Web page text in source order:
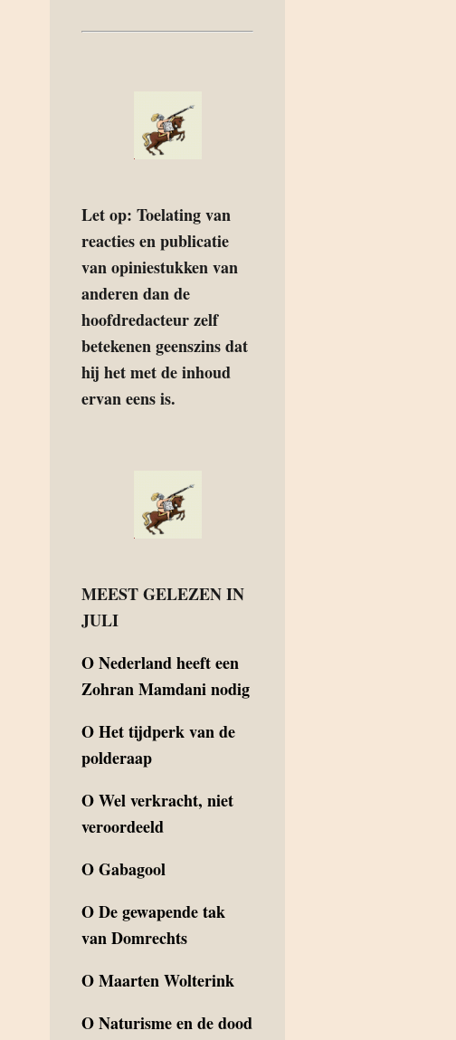
Let op: Toelating van
reacties en publicatie
van opiniestukken van
anderen dan de
hoofdredacteur zelf
betekenen geenszins dat
hij het met de inhoud
ervan eens is.
MEEST GELEZEN IN
JULI
ONederland heeft een
Zohran Mamdani nodig
OHet tijdperk van de
polderaap
OWel verkracht, niet
veroordeeld
OGabagool
ODe gewapende tak
van Domrechts
OMaarten Wolterink
ONaturisme en de dood